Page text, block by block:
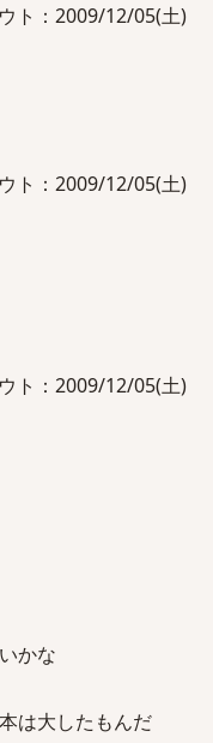
ト：2009/12/05(土)
ト：2009/12/05(土)
ト：2009/12/05(土)
かな
は大したもんだ